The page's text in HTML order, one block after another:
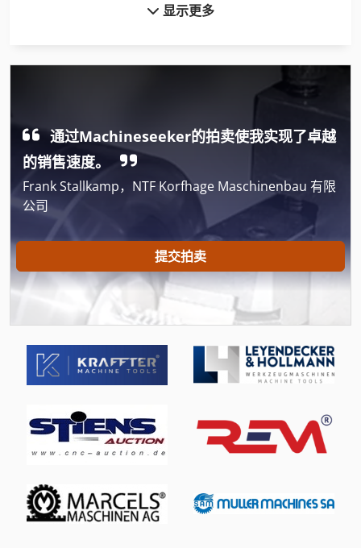
Gildemeister Ct 20
Index B 60
International 434
Linde
Newton 20
Tank
Wenzel Lh 54
三维 扫描 仪
手动 剪 板 机
手枪
显示更多
通过Machineseeker的拍卖使我实现了卓越
的销售速度。
Frank Stallkamp，NTF Korfhage Maschinenbau 有限
公司
提交拍卖